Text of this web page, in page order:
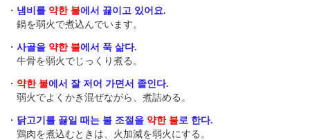
・ 냄비를 약한 불에서 끓이고 있어요.
鍋を弱火で煮込んでいます。
・ 사골을 약한 불에서 푹 삶다.
牛骨を弱火でじっくり煮る。
・ 약한 불에서 잘 저어 가면서 졸인다.
弱火でよくかき混ぜながら、煮詰める。
・ 닭고기를 끓일 때는 불 조절을 약한 불로 한다.
鶏肉を煮込むときは、火加減を弱火にする。